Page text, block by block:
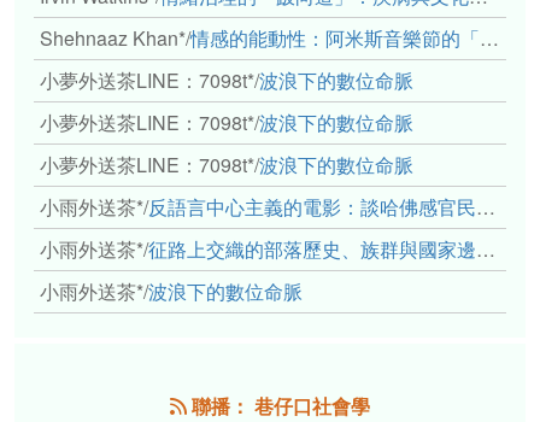
Shehnaaz Khan*/情感的能動性：阿米斯音樂節的「對話觀察」
小夢外送茶LINE：7098t*/波浪下的數位命脈
小夢外送茶LINE：7098t*/波浪下的數位命脈
小夢外送茶LINE：7098t*/波浪下的數位命脈
小雨外送茶*/反語言中心主義的電影：談哈佛感官民族誌實驗室
小雨外送茶*/征路上交織的部落歷史、族群與國家邊界敘事： 《路有多長》、《高砂的翅膀》、《檔案／李光輝》
小雨外送茶*/波浪下的數位命脈
聯播： 巷仔口社會學